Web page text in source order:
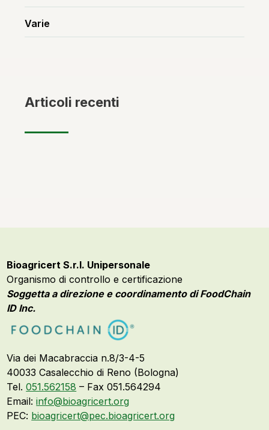
Varie
Articoli recenti
Bioagricert S.r.l. Unipersonale
Organismo di controllo e certificazione
Soggetta a direzione e coordinamento di FoodChain
ID Inc.
Via dei Macabraccia n.8/3-4-5
40033 Casalecchio di Reno (Bologna)
Tel.051.562158 – Fax 051.564294
Email:info@bioagricert.org
PEC: bioagricert@pec.bioagricert.org